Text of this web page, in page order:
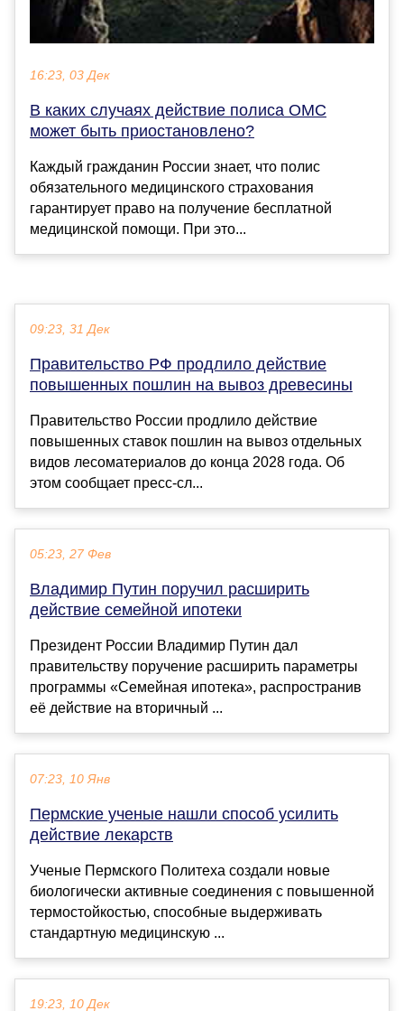
16:23, 03 Дек
В каких случаях действие полиса ОМС
может быть приостановлено?
Каждый гражданин России знает, что полис
обязательного медицинского страхования
гарантирует право на получение бесплатной
медицинской помощи. При это...
09:23, 31 Дек
Правительство РФ продлило действие
повышенных пошлин на вывоз древесины
Правительство России продлило действие
повышенных ставок пошлин на вывоз отдельных
видов лесоматериалов до конца 2028 года. Об
этом сообщает пресс-сл...
05:23, 27 Фев
Владимир Путин поручил расширить
действие семейной ипотеки
Президент России Владимир Путин дал
правительству поручение расширить параметры
программы «Семейная ипотека», распространив
её действие на вторичный ...
07:23, 10 Янв
Пермские ученые нашли способ усилить
действие лекарств
Ученые Пермского Политеха создали новые
биологически активные соединения с повышенной
термостойкостью, способные выдерживать
стандартную медицинскую ...
19:23, 10 Дек